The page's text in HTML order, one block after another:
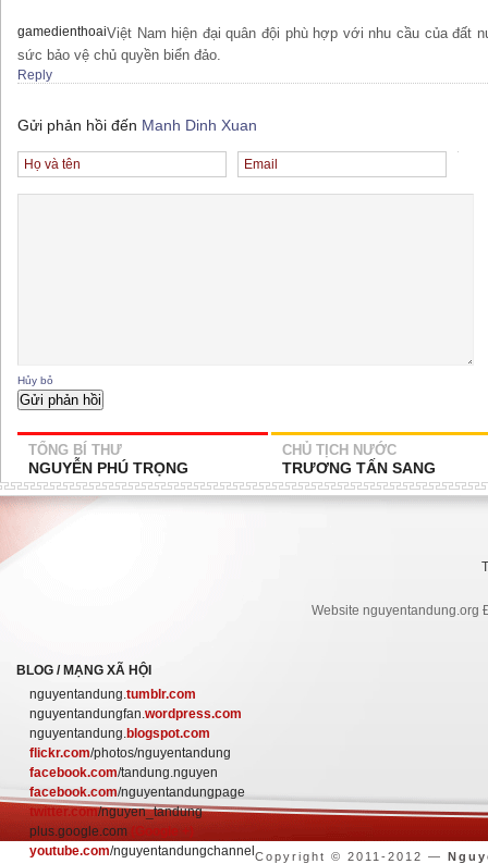
gamedienthoaiViệt Nam hiện đại quân đội phù hợp với nhu cầu của đất
sức bảo vệ chủ quyền biển đảo.
Reply
Gửi phản hồi đến Manh Dinh Xuan
Hủy bỏ
TỔNG BÍ THƯ
NGUYỄN PHÚ TRỌNG
CHỦ TỊCH NƯỚC
TRƯƠNG TẤN SANG
Website nguyentandung.org
BLOG / MẠNG XÃ HỘI
nguyentandung.tumblr.com
nguyentandungfan.wordpress.com
nguyentandung.blogspot.com
flickr.com/photos/nguyentandung
facebook.com/tandung.nguyen
facebook.com/nguyentandungpage
twitter.com/nguyen_tandung
plus.google.com (Google +)
youtube.com/nguyentandungchannel Copyright © 2011-2012 —